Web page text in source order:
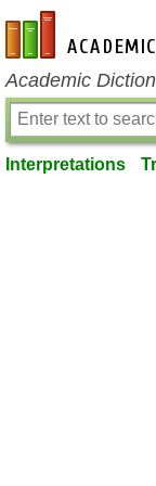
en-academic.com
Academic
Interpretations